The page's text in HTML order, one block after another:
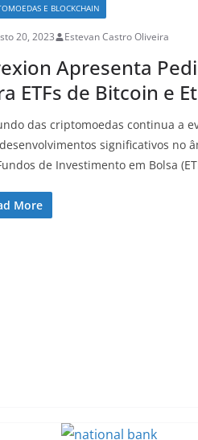
E BLOCKCHAIN
20, 2023 Estevan Castro Oliveira
Apresenta
ETFs de Bitcoin e
das criptomoedas continua a
significativos no
de Investimento em Bolsa
More